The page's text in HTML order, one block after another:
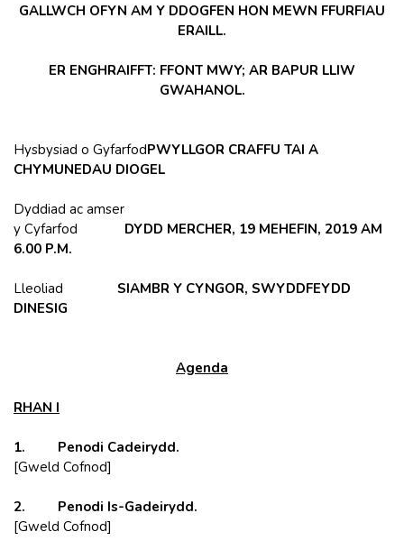
GALLWCH OFYN AM Y DDOGFEN HON MEWN FFURFIAU
ERAILL.
ER ENGHRAIFFT: FFONT MWY; AR BAPUR LLIW
GWAHANOL.
Hysbysiad o GyfarfodPWYLLGOR CRAFFU TAI A
CHYMUNEDAU DIOGEL
Dyddiad ac amser
y Cyfarfod
DYDD MERCHER, 19 MEHEFIN, 2019 AM
6.00 P.M.
Lleoliad
SIAMBR Y CYNGOR, SWYDDFEYDD
DINESIG
Agenda
RHAN I
1. Penodi Cadeirydd.
[Gweld Cofnod]
2. Penodi Is-Gadeirydd.
[Gweld Cofnod]